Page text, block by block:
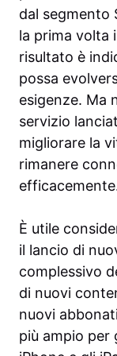
dal segmento
la prima volta
risultato è
possa
esigenze. Ma
servizio
migliorare la
rimanere
È utile
il lancio di
complessivo
di nuovi
nuovi
più ampio per